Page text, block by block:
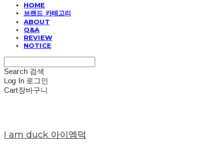
HOME
브랜드 카테고리
ABOUT
Q&A
REVIEW
NOTICE
Search 검색
Log In 로그인
Cart장바구니
I am duck 아이엠덕